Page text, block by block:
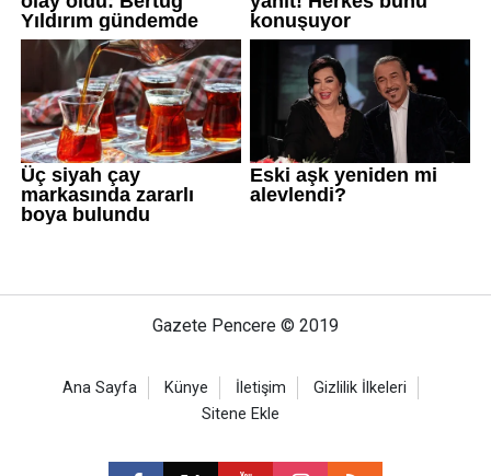
Gazete Pencere © 2019
Ana Sayfa Künye İletişim
Gizlilik İlkeleri
Sitene Ekle